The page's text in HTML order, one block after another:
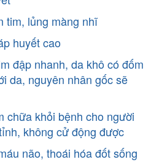
tim, lủng màng nhĩ
huyết cao
đập nhanh, da khô có đốm
da, nguyên nhân gốc sẽ
chữa khỏi bệnh cho người
không cử động được
não, thoái hóa đốt sống